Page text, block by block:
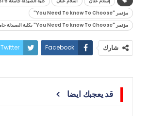
مؤتمر "You Need To know To Choose"
مؤتمر "You Need To know To Choose" بكلية الصيدلة جامعة 6 أكتوبر
شارك Facebook
Twitter
قد يعجبك ايضا